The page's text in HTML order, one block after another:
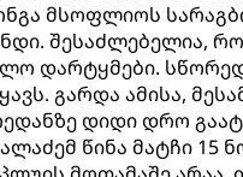
მსოფლიოს
შესაძლებელია,
დარტყმები.
გარდა ამისა,
დიდი დრო
წინა მატჩი 15